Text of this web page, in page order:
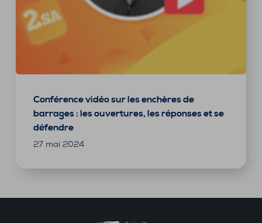
Conférence vidéo sur les enchères de
barrages : les ouvertures, les réponses et se
défendre
27 mai 2024